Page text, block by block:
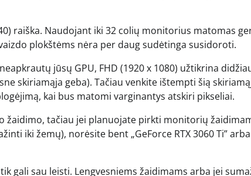
raiška. Naudojant iki 32 colių monitorius matomas
plokštėms nėra per daug sudėtinga susidoroti.
jūsų GPU, FHD (1920 x 1080) užtikrina
skiriamąja geba). Tačiau venkite ištempti šią
kai bus matomi varginantys atskiri pikseliai.
žaidimo, tačiau jei planuojate pirkti monitorių
iki žemų), norėsite bent „GeForce RTX 3060 Ti” arba
gali sau leisti. Lengvesniems žaidimams arba jei